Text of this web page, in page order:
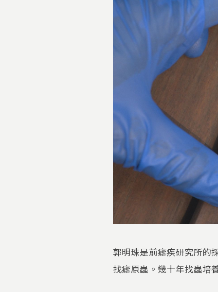
郭明珠是前瘧疾研究所的
找瘧原蟲。幾十年找蟲培